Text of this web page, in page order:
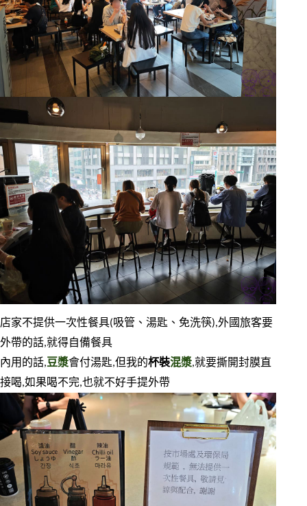
店家不提供一次性餐具(吸管、湯匙、免洗筷),外國旅客要
外帶的話,就得自備餐具
內用的話,豆漿會付湯匙,但我的杯裝混漿,就要撕開封膜直
接喝,如果喝不完,也就不好手提外帶